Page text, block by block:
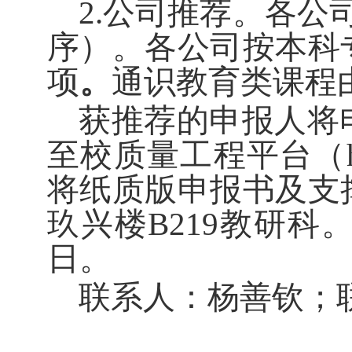
2.公司推荐。各公
序）。各公司按本科
项。 通识教育类课程
获推荐的申报人将
至校质量工程平台（
将纸质版申报书及
玖兴楼B219教研科
日。
联系人：杨善钦；